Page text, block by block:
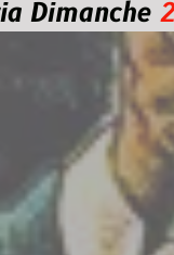
25